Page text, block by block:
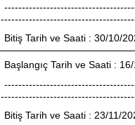
Bitiş Tarih ve Saati : 30/10/
Başlangıç Tarih ve Saati :
Bitiş Tarih ve Saati : 23/11/